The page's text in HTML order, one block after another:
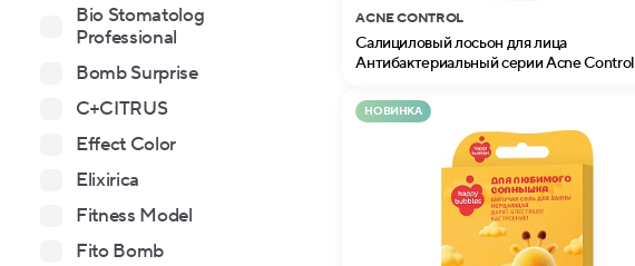
Bio Stomatolog
Professional
Bomb Surprise
C+CITRUS
Effect Color
Elixirica
Fitness Model
Fito Bomb
ACNE CONTROL
Салициловый лосьон для лица
Антибактериальный серии Acne Control
НОВИНКА